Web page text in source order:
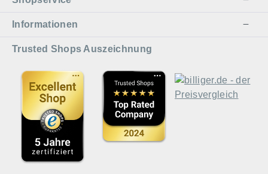
Informationen
Trusted Shops Auszeichnung